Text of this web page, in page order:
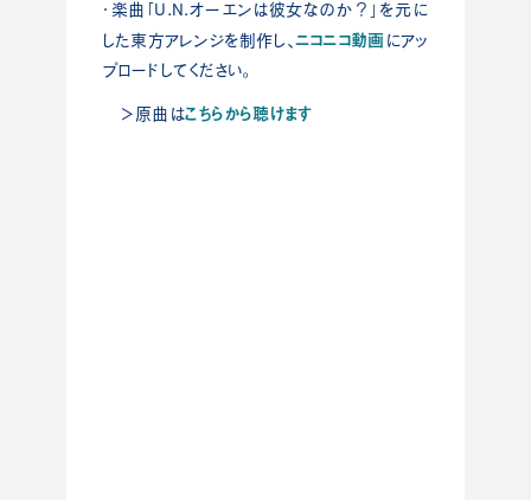
・楽曲「U.N.オーエンは彼女なのか？」を元に
した東方アレンジを制作し、 ニコニコ動画 にアッ
プロードしてください。
＞原曲はこちらから聴けます